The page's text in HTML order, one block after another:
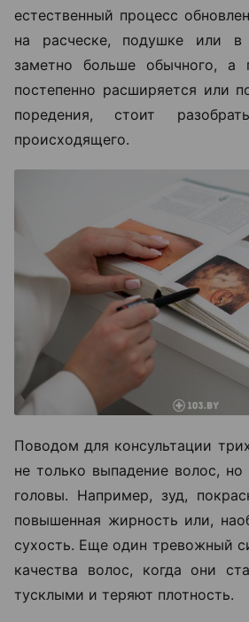
естественный процесс
на расческе, подушке или в
заметно больше обычного, а
постепенно расширяется или
поредения, стоит
происходящего.
Поводом для консультации
не только выпадение волос,
головы. Например, зуд,
повышенная жирность или,
сухость. Еще один тревожный
качества волос, когда они
тусклыми и теряют плотность.